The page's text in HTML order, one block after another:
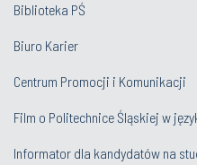
Biblioteka PŚ
Biuro Karier
Centrum Promocji i Komunikacji
Film o Politechnice Śląskiej w
Informator dla kandydatów na